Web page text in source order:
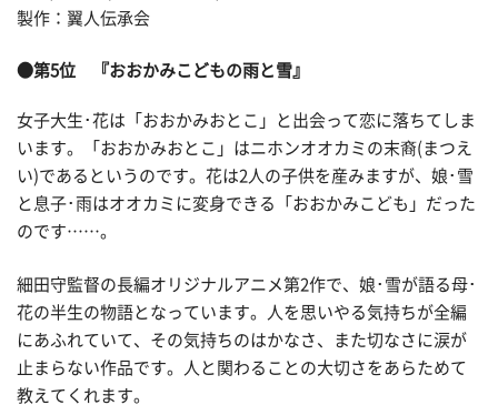
製作：翼人伝承会
●第5位 『おおかみこどもの雨と雪』
女子大生･花は「おおかみおとこ」と出会って恋に落ちてしま
います。「おおかみおとこ」はニホンオオカミの末裔(まつえ
い)であるというのです。花は2人の子供を産みますが、娘･雪
と息子･雨はオオカミに変身できる「おおかみこども」だった
のです……。
細田守監督の長編オリジナルアニメ第2作で、娘･雪が語る母･
花の半生の物語となっています。人を思いやる気持ちが全編
にあふれていて、その気持ちのはかなさ、また切なさに涙が
止まらない作品です。人と関わることの大切さをあらためて
教えてくれます。